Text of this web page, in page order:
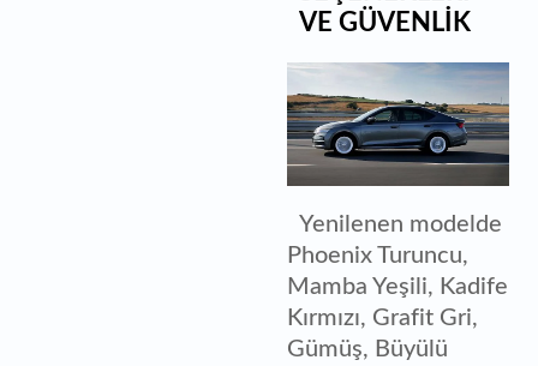
VE GÜVENLİK
Yenilenen modelde
Phoenix Turuncu,
Mamba Yeşili, Kadife
Kırmızı, Grafit Gri,
Gümüş, Büyülü